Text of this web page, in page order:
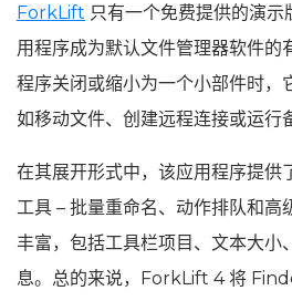
ForkLift 只有一个免费提供的演
用程序成为默认文件管理器软件的
程序关闭或缩小为一个小部件时，
如移动文件、创建远程连接或运行
在其展开形式中，该应用程序提供
工具 – 批量重命名、动作排队和高
丰富，包括工具栏项目、文本大小
息。总的来说，ForkLift 4 将